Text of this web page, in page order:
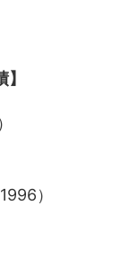
）